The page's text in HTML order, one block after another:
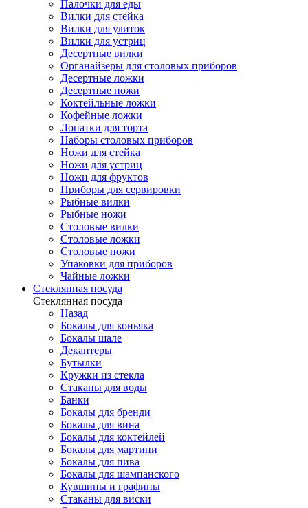
Палочки для еды
Вилки для стейка
Вилки для улиток
Вилки для устриц
Десертные вилки
Органайзеры для столовых приборов
Десертные ложки
Десертные ножи
Коктейльные ложки
Кофейные ложки
Лопатки для торта
Наборы столовых приборов
Ножи для стейка
Ножи для устриц
Ножи для фруктов
Приборы для сервировки
Рыбные вилки
Рыбные ножи
Столовые вилки
Столовые ложки
Столовые ножи
Упаковки для приборов
Чайные ложки
Стеклянная посуда
Стеклянная посуда
Назад
Бокалы для коньяка
Бокалы шале
Декантеры
Бутылки
Кружки из стекла
Стаканы для воды
Банки
Бокалы для бренди
Бокалы для вина
Бокалы для коктейлей
Бокалы для мартини
Бокалы для пива
Бокалы для шампанского
Кувшины и графины
Стаканы для виски